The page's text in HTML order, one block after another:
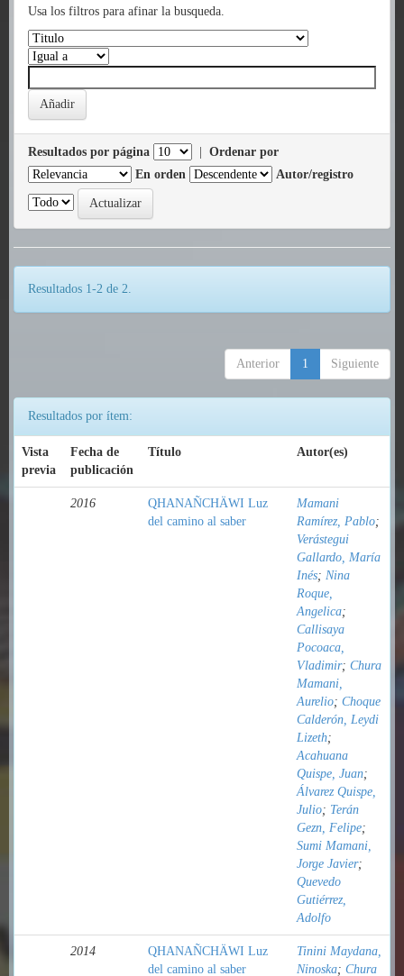
Usa los filtros para afinar la busqueda.
Resultados por página
Ordenar por
En orden
Autor/registro
Resultados 1-2 de 2.
Anterior 1 Siguiente
Resultados por ítem:
Vista
previa
Fecha de
publicación
Título Autor(es)
2016
QHANAÑCHÄWI Luz
del camino al saber
Mamani
Ramírez, Pablo;
Verástegui
Gallardo, María
Inés; Nina
Roque,
Angelica;
Callisaya
Pocoaca,
Vladimir; Chura
Mamani,
Aurelio; Choque
Calderón, Leydi
Lizeth;
Acahuana
Quispe, Juan;
Álvarez Quispe,
Julio; Terán
Gezn, Felipe;
Sumi Mamani,
Jorge Javier;
Quevedo
Gutiérrez,
Adolfo
2014
QHANAÑCHÄWI Luz
del camino al saber
Tinini Maydana,
Ninoska; Chura